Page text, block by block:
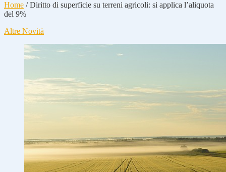
Home /Diritto di superficie su terreni agricoli: si applica l’aliquota
del 9%
Altre Novità